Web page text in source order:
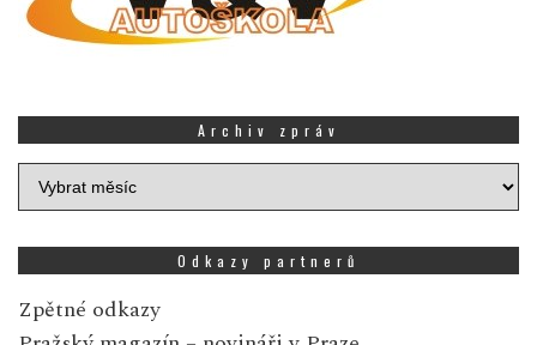
Archiv zpráv
Archiv
zpráv
Odkazy partnerů
Zpětné odkazy